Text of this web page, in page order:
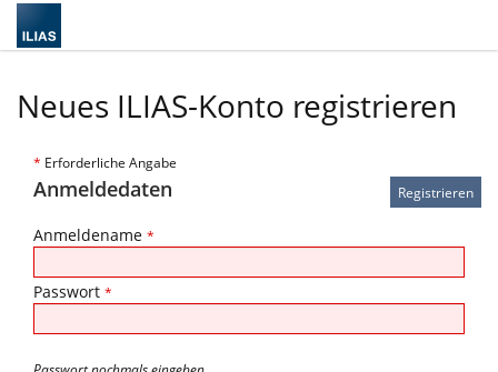
Neues ILIAS-Konto registrieren
* Erforderliche Angabe
Anmeldedaten
Anmeldename *
Passwort *